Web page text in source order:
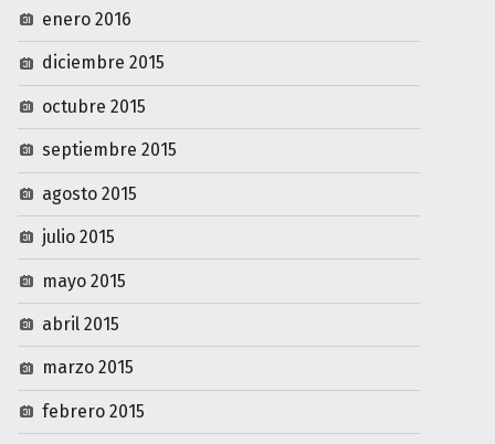
enero 2016
diciembre 2015
octubre 2015
septiembre 2015
agosto 2015
julio 2015
mayo 2015
abril 2015
marzo 2015
febrero 2015